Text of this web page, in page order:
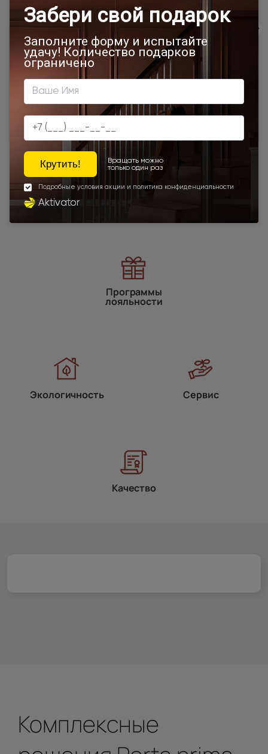
Товар относится к категориям:
500x1900 Межкомнатные двери 55х190 см
Лайт-грей ST
Двери Neo Classic Decoro
500x1950 450x2000 650x2000 1000x2100
700x2200 900x1900 800x2100 700x2100
800x2200 900x2300
Наши преимущества
Программы
лояльности
Экологичность Сервис
Качество
Комплексные